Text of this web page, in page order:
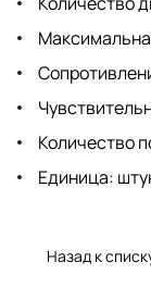
Количество
Единица:
Назад к